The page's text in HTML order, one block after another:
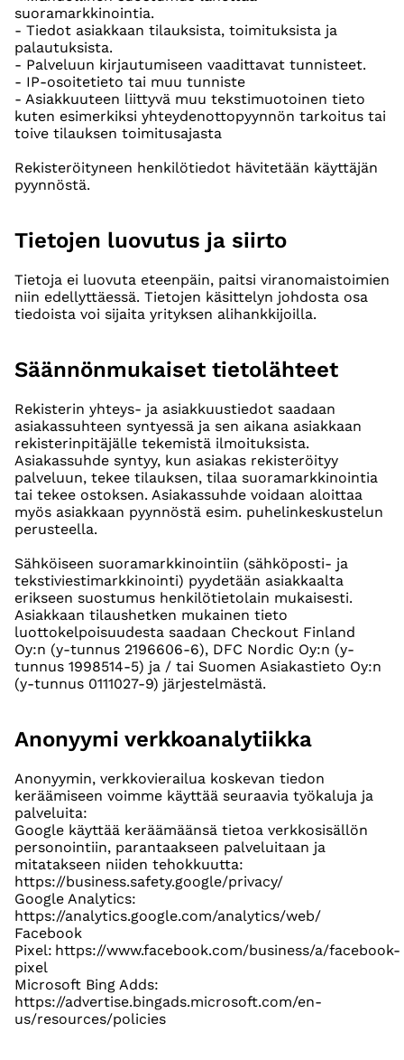
suoramarkkinointia.
- Tiedot asiakkaan tilauksista, toimituksista ja
palautuksista.
- Palveluun kirjautumiseen vaadittavat tunnisteet.
- IP-osoitetieto tai muu tunniste
- Asiakkuuteen liittyvä muu tekstimuotoinen tieto
kuten esimerkiksi yhteydenottopyynnön tarkoitus tai
toive tilauksen toimitusajasta
Rekisteröityneen henkilötiedot hävitetään käyttäjän
pyynnöstä.
Tietojen luovutus ja siirto
Tietoja ei luovuta eteenpäin, paitsi viranomaistoimien
niin edellyttäessä. Tietojen käsittelyn johdosta osa
tiedoista voi sijaita yrityksen alihankkijoilla.
Säännönmukaiset tietolähteet
Rekisterin yhteys- ja asiakkuustiedot saadaan
asiakassuhteen syntyessä ja sen aikana asiakkaan
rekisterinpitäjälle tekemistä ilmoituksista.
Asiakassuhde syntyy, kun asiakas rekisteröityy
palveluun, tekee tilauksen, tilaa suoramarkkinointia
tai tekee ostoksen. Asiakassuhde voidaan aloittaa
myös asiakkaan pyynnöstä esim. puhelinkeskustelun
perusteella.
Sähköiseen suoramarkkinointiin (sähköposti- ja
tekstiviestimarkkinointi) pyydetään asiakkaalta
erikseen suostumus henkilötietolain mukaisesti.
Asiakkaan tilaushetken mukainen tieto
luottokelpoisuudesta saadaan Checkout Finland
Oy:n (y-tunnus 2196606-6), DFC Nordic Oy:n (y-
tunnus 1998514-5) ja / tai Suomen Asiakastieto Oy:n
(y-tunnus 0111027-9) järjestelmästä.
Anonyymi verkkoanalytiikka
Anonyymin, verkkovierailua koskevan tiedon
keräämiseen voimme käyttää seuraavia työkaluja ja
palveluita:
Google käyttää keräämäänsä tietoa verkkosisällön
personointiin, parantaakseen palveluitaan ja
mitatakseen niiden tehokkuutta:
https://business.safety.google/privacy/
Google Analytics:
https://analytics.google.com/analytics/web/
Facebook
Pixel: https://www.facebook.com/business/a/facebook-
pixel
Microsoft Bing Adds:
https://advertise.bingads.microsoft.com/en-
us/resources/policies